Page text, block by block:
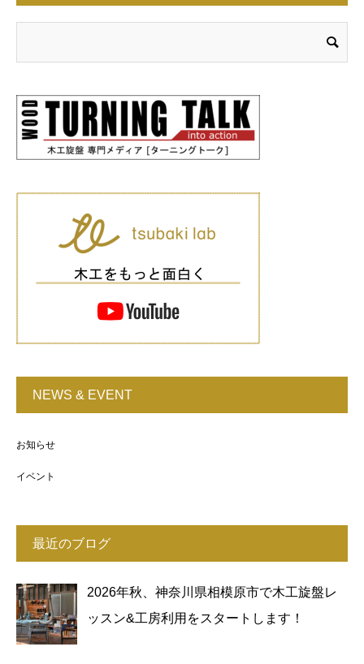
NEWS & EVENT
お知らせ
イベント
最近のブログ
2026年秋、神奈川県相模原市で木工旋盤レ
ッスン&工房利用をスタートします！